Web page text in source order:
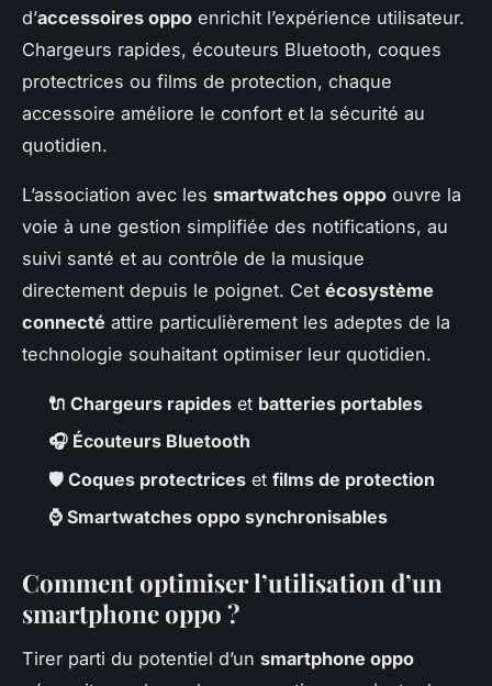
d’accessoires oppo enrichit l’expérience utilisateur.
Chargeurs rapides, écouteurs Bluetooth, coques
protectrices ou films de protection, chaque
accessoire améliore le confort et la sécurité au
quotidien.
L’association avec les smartwatches oppo ouvre la
voie à une gestion simplifiée des notifications, au
suivi santé et au contrôle de la musique
directement depuis le poignet. Cet écosystème
connecté attire particulièrement les adeptes de la
technologie souhaitant optimiser leur quotidien.
🔌 Chargeurs rapides et batteries portables
🎧 Écouteurs Bluetooth
🛡️ Coques protectrices et films de protection
⌚ Smartwatches oppo synchronisables
Comment optimiser l’utilisation d’un
smartphone oppo ?
Tirer parti du potentiel d’un smartphone oppo